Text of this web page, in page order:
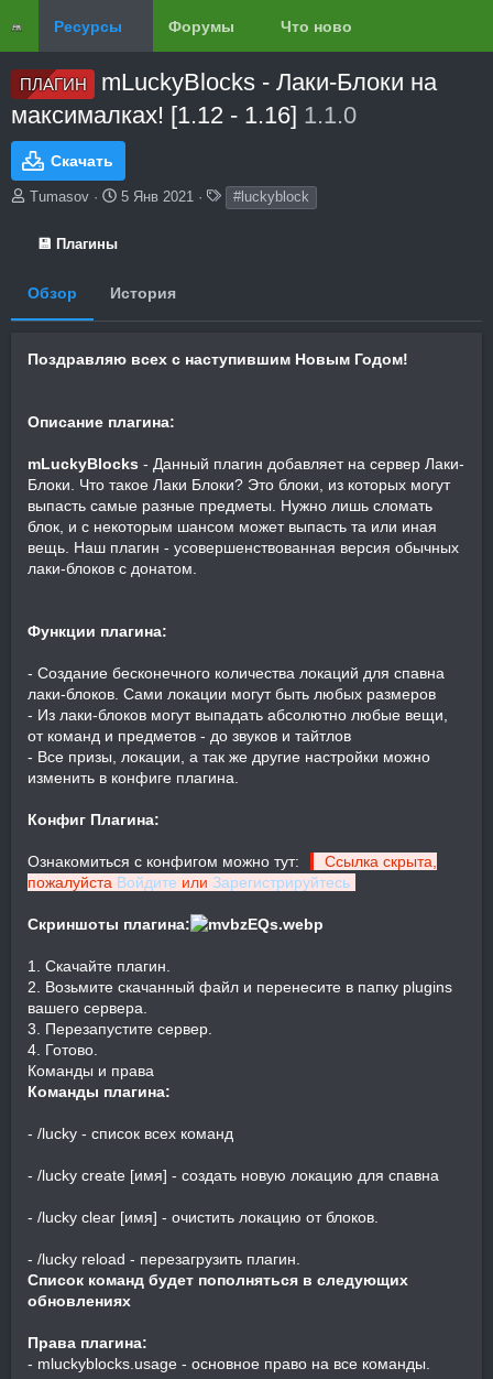
Ресурсы Форумы Что нового?
ПЛАГИН
mLuckyBlocks - Лаки-Блоки на
максималках! [1.12 - 1.16] 1.1.0
Скачать
А
Tumasov
Д
о
5 Янв 2021
е
#luckyblock
💾 Плагины
Обзор История
Поздравляю всех с наступившим Новым Годом!
Описание плагина:
mLuckyBlocks - Данный плагин добавляет на сервер Лаки-
Блоки. Что такое Лаки Блоки? Это блоки, из которых могут
выпасть самые разные предметы. Нужно лишь сломать
блок, и с некоторым шансом может выпасть та или иная
вещь. Наш плагин - усовершенствованная версия обычных
лаки-блоков с донатом.
Функции плагина:
- Создание бесконечного количества локаций для спавна
лаки-блоков. Сами локации могут быть любых размеров
- Из лаки-блоков могут выпадать абсолютно любые вещи,
от команд и предметов - до звуков и тайтлов
- Все призы, локации, а так же другие настройки можно
изменить в конфиге плагина.
Конфиг Плагина:
Ознакомиться с конфигом можно тут:
Ссылка скрыта,
пожалуйста Войдите или Зарегистрируйтесь
Скриншоты плагина:
1. Скачайте плагин.
2. Возьмите скачанный файл и перенесите в папку plugins
вашего сервера.
3. Перезапустите сервер.
4. Готово.
Команды и права
Команды плагина:
- /lucky - список всех команд
- /lucky create [имя] - создать новую локацию для спавна
- /lucky clear [имя] - очистить локацию от блоков.
- /lucky reload - перезагрузить плагин.
Список команд будет пополняться в следующих
обновлениях
Права плагина:
- mluckyblocks.usage - основное право на все команды.